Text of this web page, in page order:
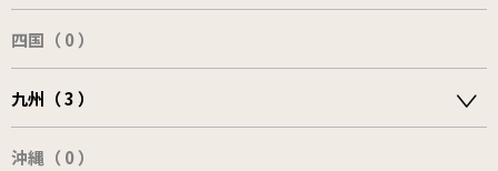
四国（ 0 ）
九州（ 3 ）
沖縄（ 0 ）